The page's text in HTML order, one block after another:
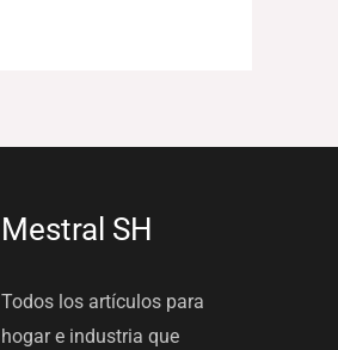
Mestral SH
Todos los artículos para
hogar e industria que